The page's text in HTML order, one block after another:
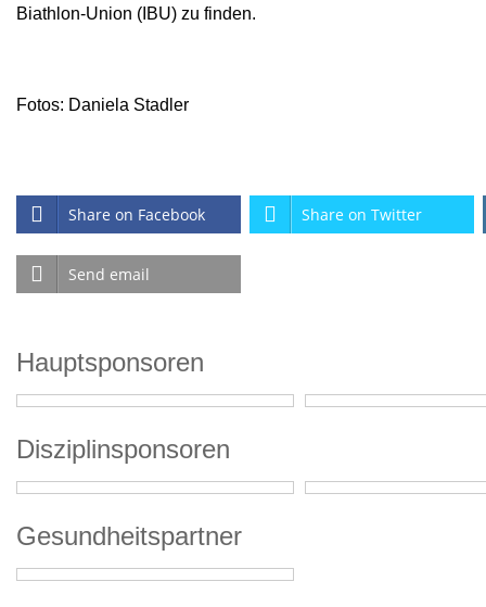
Biathlon-Union (IBU) zu finden.
Fotos: Daniela Stadler
Share on Facebook Share on Twitter
Send email
Hauptsponsoren
Disziplinsponsoren
Gesundheitspartner